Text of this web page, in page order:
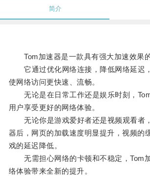
简介
Tom加速器是一款具有强大加速效果的
它通过优化网络连接，降低网络延迟，
使网络访问更快速、流畅。
无论是在日常工作还是娱乐时刻，
用户享受更好的网络体验。
无论你是游戏爱好者还是视频观看者
器后，网页的加载速度明显提升，视频的
戏的延迟降低。
无需担心网络的卡顿和不稳定，Tom
络体验带来全新的提升。